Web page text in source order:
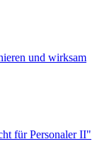
und wirksam
für Personaler II"